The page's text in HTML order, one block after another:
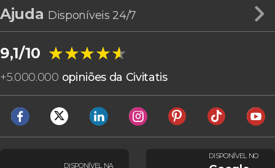
Ajuda Disponíveis 24/7
9,1/10 ★★★★★
★★★★★
+5.000.000 opiniões da Civitatis
DISPONÍVEL NA
DISPONÍVEL NO